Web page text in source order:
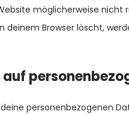
möglicherweise nicht
deinem Browser löscht,
auf
personenbezogenen